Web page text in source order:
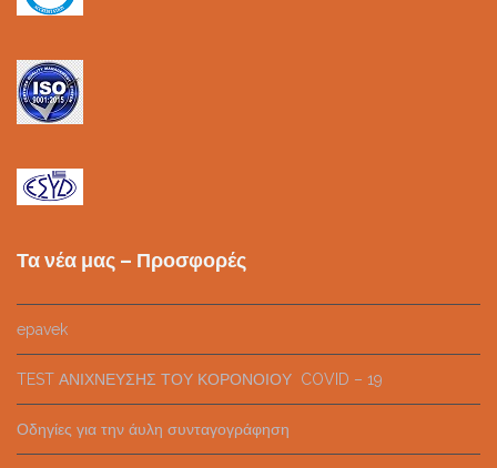
Τα νέα μας – Προσφορές
epavek
TEST ΑΝΙΧΝΕΥΣΗΣ ΤΟΥ ΚΟΡΟΝΟΙΟΥ COVID – 19
Οδηγίες για την άυλη συνταγογράφηση